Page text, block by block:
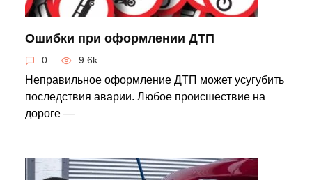
Ошибки при оформлении ДТП
0 9.6k.
Неправильное оформление ДТП может усугубить
последствия аварии. Любое происшествие на
дороге —